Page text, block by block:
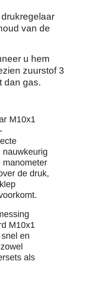
van de
u hem
zuurstof 3
dan gas.
M10x1
nauwkeurig
manometer
de druk,
M10x1
en
als